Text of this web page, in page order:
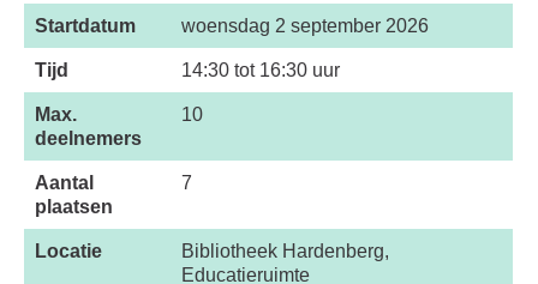
Startdatum
woensdag 2 september 2026
Tijd 14:30 tot 16:30 uur
Max.
deelnemers
10
Aantal
plaatsen
7
Locatie
Bibliotheek Hardenberg,
Educatieruimte